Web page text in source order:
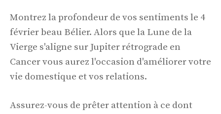
Montrez la profondeur de vos sentiments le 4
février beau Bélier. Alors que la Lune de la
Vierge s'aligne sur Jupiter rétrograde en
Cancer vous aurez l'occasion d'améliorer votre
vie domestique et vos relations.
Assurez-vous de prêter attention à ce dont